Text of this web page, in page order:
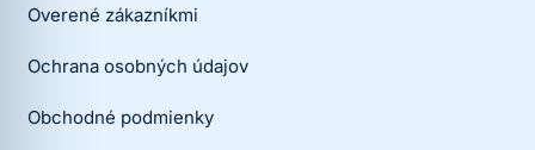
Overené zákazníkmi
Ochrana osobných údajov
Obchodné podmienky